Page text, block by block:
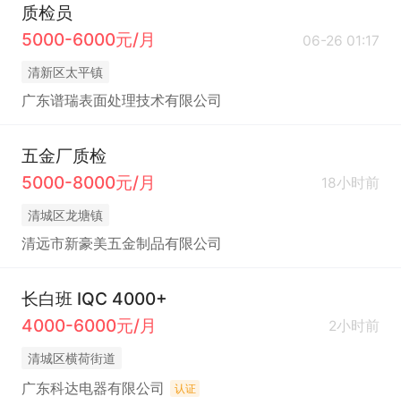
质检员
5000-6000元/月
06-26 01:17
清新区太平镇
广东谱瑞表面处理技术有限公司
五金厂质检
5000-8000元/月
18小时前
清城区龙塘镇
清远市新豪美五金制品有限公司
长白班 IQC 4000+
4000-6000元/月
2小时前
清城区横荷街道
广东科达电器有限公司 认证